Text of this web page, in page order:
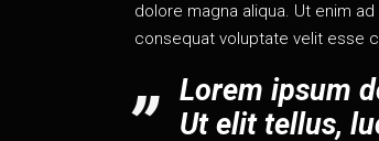
dolore magna ali­qua. Ut enim
conse­quat volup­tate velit esse
Lorem ipsum
Ut elit tel­lus,